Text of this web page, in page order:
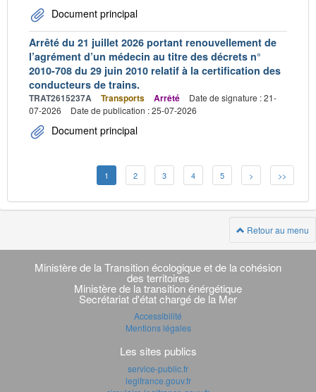
Document principal
Arrêté du 21 juillet 2026 portant renouvellement de
l’agrément d’un médecin au titre des décrets n°
2010-708 du 29 juin 2010 relatif à la certification des
conducteurs de trains.
TRAT2615237A Transports Arrêté
Date de signature : 21-
07-2026
Date de publication : 25-07-2026
Document principal
1 2 3 4 5 > >>
Retour au menu
Navigation
transverse
Ministère de la Transition écologique et de la cohésion
des territoires
Ministère de la transition énérgétique
Secrétariat d'état chargé de la Mer
Accessibilité
Mentions légales
Les sites publics
service-public.fr
legifrance.gouv.fr